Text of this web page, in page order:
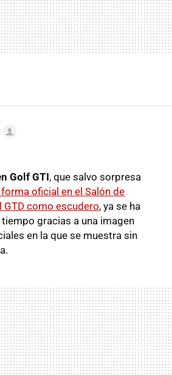
Golf GTI, que salvo sorpresa
oficial en el Salón de
GTD como escudero, ya se ha
gracias a una imagen
en la que se muestra sin